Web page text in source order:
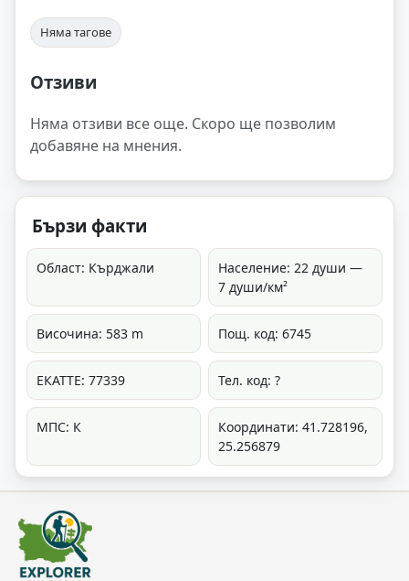
Няма тагове
Отзиви
Няма отзиви все още. Скоро ще позволим
добавяне на мнения.
Бързи факти
Област: Кърджали
Население: 22 души —
7 души/км²
Височина: 583 m Пощ. код: 6745
ЕКАТТЕ: 77339 Тел. код: ?
МПС: К
Координати: 41.728196,
25.256879